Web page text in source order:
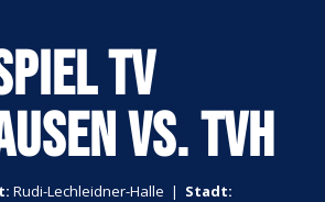
TV
VS. TVH
Rudi-Lechleidner-Halle | Stadt: